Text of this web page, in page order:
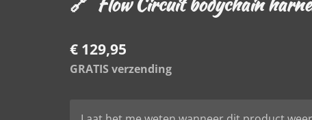
€ 129,95
GRATIS verzending